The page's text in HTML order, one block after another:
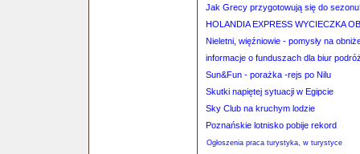
Jak Grecy przygotowują się do
HOLANDIA EXPRESS WYCIECZKA
Nieletni, więźniowie - pomysły na
informacje o funduszach dla biur
Sun&Fun - porażka -rejs po Nilu
Skutki napiętej sytuacji w Egipcie
Sky Club na kruchym lodzie
Poznańskie lotnisko pobije rekord
Ogłoszenia praca turystyka, w turystyce